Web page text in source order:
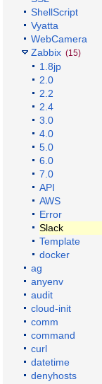
ShellScript
Vyatta
WebCamera
Zabbix (15)
1.8jp
2.0
2.2
2.4
3.0
4.0
5.0
6.0
7.0
API
AWS
Error
Slack
Template
docker
ag
anyenv
audit
cloud-init
comm
command
curl
datetime
denyhosts